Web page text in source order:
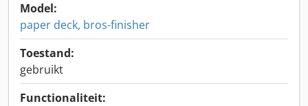
Model:
paper deck, bros-finisher
Toestand:
gebruikt
Functionaliteit: